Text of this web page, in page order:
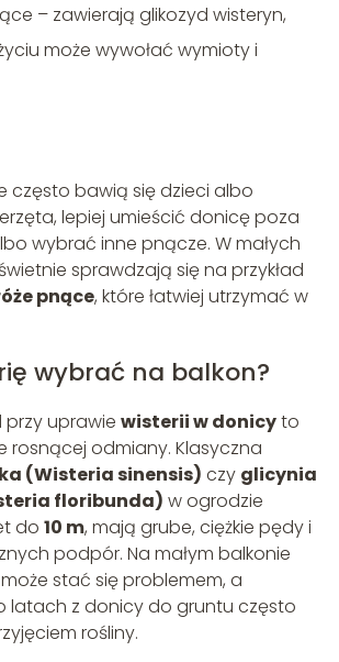
– zawierają glikozyd wisteryn,
może wywołać wymioty i
często bawią się dzieci albo
lepiej umieścić donicę poza
wybrać inne pnącze. W małych
sprawdzają się na przykład
pnące, które łatwiej utrzymać w
wybrać na balkon?
przy uprawie wisterii w donicyto
rosnącej odmiany. Klasyczna
(Wisteria sinensis) czy glicynia
floribunda) w ogrodzie
do 10 m, mają grube, ciężkie pędy i
podpór. Na małym balkonie
stać się problemem, a
latach z donicy do gruntu często
rośliny.